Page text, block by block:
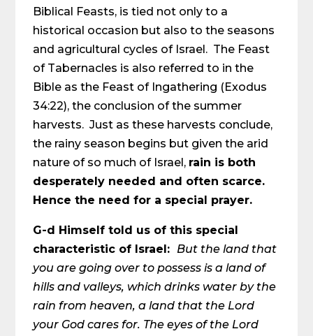
Biblical Feasts, is tied not only to a
historical occasion but also to the seasons
and agricultural cycles of Israel. The Feast
of Tabernacles is also referred to in the
Bible as the Feast of Ingathering (Exodus
34:22), the conclusion of the summer
harvests. Just as these harvests conclude,
the rainy season begins but given the arid
nature of so much of Israel, rain is both
desperately needed and often scarce.
Hence the need for a special prayer.
G-d Himself told us of this special
characteristic of Israel: But the land that
you are going over to possess is a land of
hills and valleys, which drinks water by the
rain from heaven, a land that the Lord
your God cares for. The eyes of the Lord